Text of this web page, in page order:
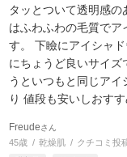
タッとついて透明感
はふわふわの毛質でア
す。 下瞼にアイシャ
にちょうど良いサイ
うといつもと同じアイ
り 値段も安いしおすす
Freudeさん
45歳 乾燥肌 クチコミ投